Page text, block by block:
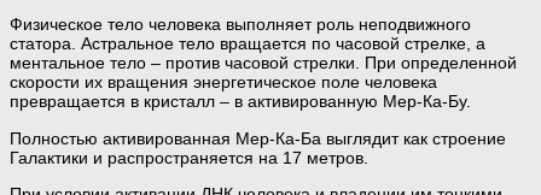
Физическое тело человека выполняет роль неподвижного
статора. Астральное тело вращается по часовой стрелке, а
ментальное тело – против часовой стрелки. При определенной
скорости их вращения энергетическое поле человека
превращается в кристалл – в активированную Мер-Ка-Бу.
Полностью активированная Мер-Ка-Ба выглядит как строение
Галактики и распространяется на 17 метров.